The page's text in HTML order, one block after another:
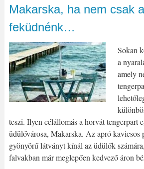
Makarska, ha nem csak
feküdnénk…
Sokan
a
amely
teszi. Ilyen célállomás a horvát tengerpart
üdülővárosa, Makarska. Az apró kavicsos
gyönyörű látványt kínál az üdülők
falvakban már meglepően kedvező áron